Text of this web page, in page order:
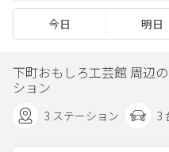
今日 明日
下町おもしろ工芸館 周辺
ション
3 ステーション 3